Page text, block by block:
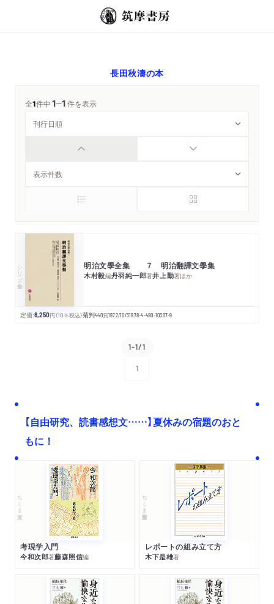
長田秋濤の本
全1件中1─1件を表示
シリーズ・全集 明治文學全集 ７ 明治翻譯文學集
木村毅編丹羽純一郎著井上勤著ほか
定価:8,250円 （10％税込）菊判440頁1972/10/31978-4-480-10307-9
1-1/1
1
【自由研究、読書感想文……】夏休みの宿題のおと
もに！
ちくま文庫
考現学入門
今和次郎著藤森照信編
ちくま学芸文庫
レポートの組み立て方
木下是雄著